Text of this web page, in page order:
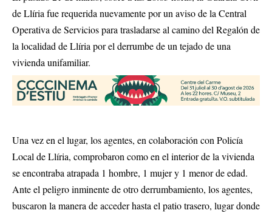
de Llíria fue requerida nuevamente por un aviso de la Central
Operativa de Servicios para trasladarse al camino del Regalón de
la localidad de Llíria por el derrumbe de un tejado de una
vivienda unifamiliar.
Una vez en el lugar, los agentes, en colaboración con Policía
Local de Llíria, comprobaron como en el interior de la vivienda
se encontraba atrapada 1 hombre, 1 mujer y 1 menor de edad.
Ante el peligro inminente de otro derrumbamiento, los agentes,
buscaron la manera de acceder hasta el patio trasero, lugar donde